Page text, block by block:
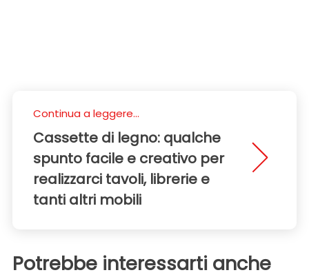
Continua a leggere...
Cassette di legno: qualche
spunto facile e creativo per
realizzarci tavoli, librerie e
tanti altri mobili
Potrebbe interessarti anche